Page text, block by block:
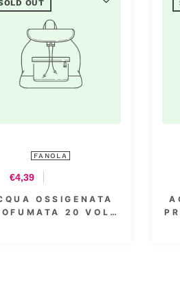
SOLD OUT
FANOLA
€4,39
ACQUA OSSIGENATA
PROFUMATA 30 VOL.